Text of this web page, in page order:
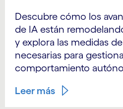
Descubre cómo los
de IA están
y explora las medidas
necesarias para
comportamiento
Leer más